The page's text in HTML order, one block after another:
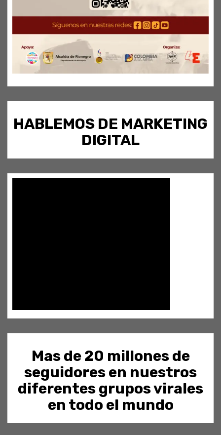
HABLEMOS DE MARKETING
DIGITAL
Mas de 20 millones de
seguidores en nuestros
diferentes grupos virales
en todo el mundo